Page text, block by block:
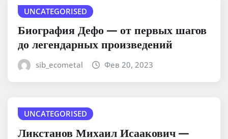
UNCATEGORISED
Биография Дефо — от первых шагов
до легендарных произведений
sib_ecometal Фев 20, 2023
UNCATEGORISED
Ликстанов Михаил Исаакович —